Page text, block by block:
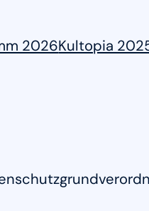
2026Kultopia